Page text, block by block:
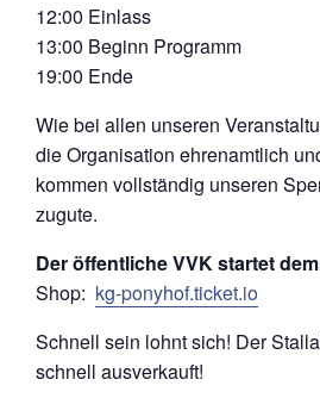
12:00 Einlass
13:00 Beginn Programm
19:00 Ende
Wie bei allen unseren
die Organisation ehrenamtlich
kommen vollständig unseren
zugute.
Der öffentliche VVK startet
Shop: kg-ponyhof.ticket.io
Schnell sein lohnt sich! Der
schnell ausverkauft!